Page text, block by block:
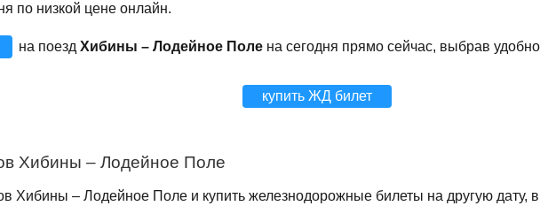
по низкой цене онлайн.
на поезд Хибины – Лодейное Поле на сегодня прямо сейчас, выбрав
купить ЖД билет
Хибины – Лодейное Поле
Хибины – Лодейное Поле и купить железнодорожные билеты на другую дату,